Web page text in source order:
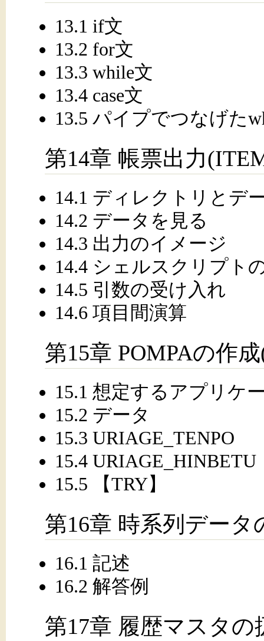
13.1 if文
13.2 for文
13.3 while文
13.4 case文
13.5 パイプでつなげた
第14章 帳票出力
14.1 ディレクトリとデ
14.2 データを見る
14.3 出力のイメージ
14.4 シェルスクリプト
14.5 引数の受け入れ
14.6 項目間演算
第15章 POMPAの作
15.1 想定するアプリケ
15.2 データ
15.3 URIAGE_TENPO
15.4 URIAGE_HINBETU
15.5 【TRY】
第16章 時系列データ
16.1 記述
16.2 解答例
第17章 履歴マスタの